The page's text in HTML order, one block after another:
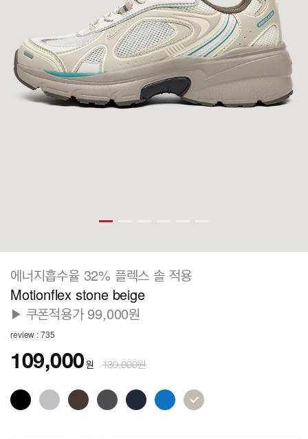
에너지흡수율 32% 플렉스 솔 적용
Motionflex stone beige
▶ 쿠폰적용가 99,000원
review : 735
109,000원 139,000원